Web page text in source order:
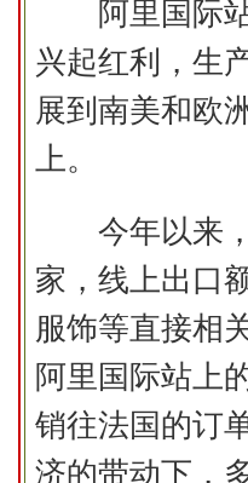
阿里国际站
兴起红利，生
展到南美和欧
上。
今年以来，
家，线上出口
服饰等直接相
阿里国际站上
销往法国的订
济的带动下，